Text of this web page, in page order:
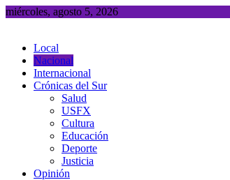
Saltar
miércoles, agosto 5, 2026
Local
Nacional
Internacional
Crónicas del Sur
Salud
USFX
Cultura
Educación
Deporte
Justicia
Opinión